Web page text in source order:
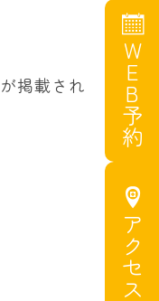
掲載され
WEB予約
アクセス